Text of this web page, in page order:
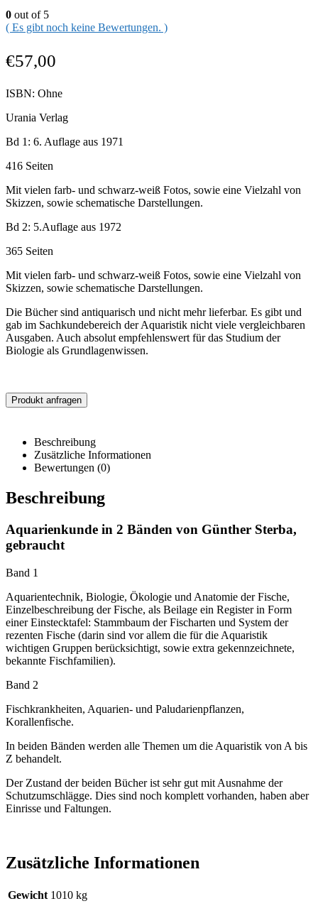
0 out of 5
( Es gibt noch keine Bewertungen. )
€57,00
ISBN: Ohne
Urania Verlag
Bd 1: 6. Auflage aus 1971
416 Seiten
Mit vielen farb- und schwarz-weiß Fotos, sowie eine Vielzahl von
Skizzen, sowie schematische Darstellungen.
Bd 2: 5.Auflage aus 1972
365 Seiten
Mit vielen farb- und schwarz-weiß Fotos, sowie eine Vielzahl von
Skizzen, sowie schematische Darstellungen.
Die Bücher sind antiquarisch und nicht mehr lieferbar. Es gibt und
gab im Sachkundebereich der Aquaristik nicht viele vergleichbaren
Ausgaben. Auch absolut empfehlenswert für das Studium der
Biologie als Grundlagenwissen.
Produkt anfragen
Beschreibung
Zusätzliche Informationen
Bewertungen (0)
Beschreibung
Aquarienkunde in 2 Bänden von Günther Sterba,
gebraucht
Band 1
Aquarientechnik, Biologie, Ökologie und Anatomie der Fische,
Einzelbeschreibung der Fische, als Beilage ein Register in Form
einer Einstecktafel: Stammbaum der Fischarten und System der
rezenten Fische (darin sind vor allem die für die Aquaristik
wichtigen Gruppen berücksichtigt, sowie extra gekennzeichnete,
bekannte Fischfamilien).
Band 2
Fischkrankheiten, Aquarien- und Paludarienpflanzen,
Korallenfische.
In beiden Bänden werden alle Themen um die Aquaristik von A bis
Z behandelt.
Der Zustand der beiden Bücher ist sehr gut mit Ausnahme der
Schutzumschlägge. Dies sind noch komplett vorhanden, haben aber
Einrisse und Faltungen.
Zusätzliche Informationen
Gewicht 1010 kg